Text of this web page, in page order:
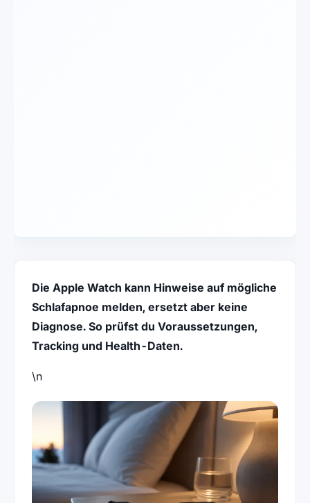
Die Apple Watch kann Hinweise auf mögliche
Schlafapnoe melden, ersetzt aber keine
Diagnose. So prüfst du Voraussetzungen,
Tracking und Health-Daten.
\n